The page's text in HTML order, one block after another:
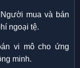
Người mua và bán
ngoại tệ.
vi mô cho ứng
minh.